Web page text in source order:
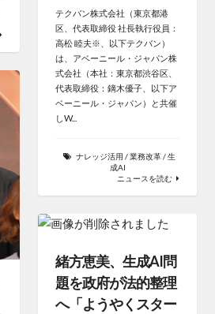
テクバン株式会社（東京都港
区、代表取締役 社長執行役員：
高松 睦夫※、以下テクバン）
は、アベーニール・ジャパン株
式会社（本社：東京都渋谷区、
代表取締役：鏑木優子、以下ア
ベーニール・ジャパン）と共催
しW...
ナレッジ活用 /業務改革/生
成AI
ニュースを読む
緒方恵美、生成AI問
題を政府が法的整理
へ「ようやくスター